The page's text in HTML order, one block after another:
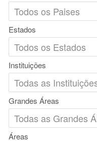
Estados
Instituições
Grandes Áreas
Áreas